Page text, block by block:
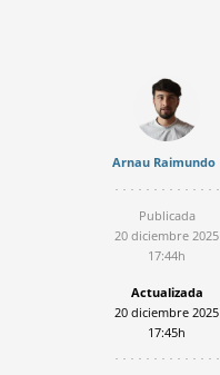
Arnau Raimundo
Publicada
20 diciembre 2025
17:44h
Actualizada
20 diciembre 2025
17:45h